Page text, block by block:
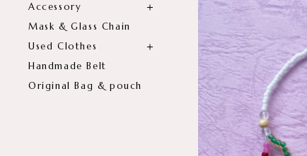
Accessory
Mask & Glass Chain
Used Clothes
Handmade Belt
Original Bag & pouch